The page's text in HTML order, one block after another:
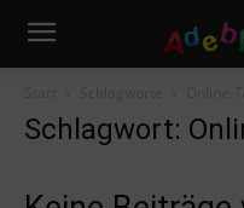
Schlagwort: